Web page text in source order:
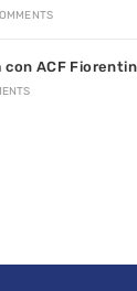
ACF